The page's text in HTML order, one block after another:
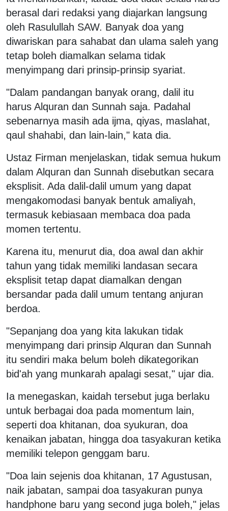
berasal dari redaksi yang diajarkan langsung
oleh Rasulullah SAW. Banyak doa yang
diwariskan para sahabat dan ulama saleh yang
tetap boleh diamalkan selama tidak
menyimpang dari prinsip-prinsip syariat.
"Dalam pandangan banyak orang, dalil itu
harus Alquran dan Sunnah saja. Padahal
sebenarnya masih ada ijma, qiyas, maslahat,
qaul shahabi, dan lain-lain," kata dia.
Ustaz Firman menjelaskan, tidak semua hukum
dalam Alquran dan Sunnah disebutkan secara
eksplisit. Ada dalil-dalil umum yang dapat
mengakomodasi banyak bentuk amaliyah,
termasuk kebiasaan membaca doa pada
momen tertentu.
Karena itu, menurut dia, doa awal dan akhir
tahun yang tidak memiliki landasan secara
eksplisit tetap dapat diamalkan dengan
bersandar pada dalil umum tentang anjuran
berdoa.
"Sepanjang doa yang kita lakukan tidak
menyimpang dari prinsip Alquran dan Sunnah
itu sendiri maka belum boleh dikategorikan
bid'ah yang munkarah apalagi sesat," ujar dia.
Ia menegaskan, kaidah tersebut juga berlaku
untuk berbagai doa pada momentum lain,
seperti doa khitanan, doa syukuran, doa
kenaikan jabatan, hingga doa tasyakuran ketika
memiliki telepon genggam baru.
"Doa lain sejenis doa khitanan, 17 Agustusan,
naik jabatan, sampai doa tasyakuran punya
handphone baru yang second juga boleh," jelas